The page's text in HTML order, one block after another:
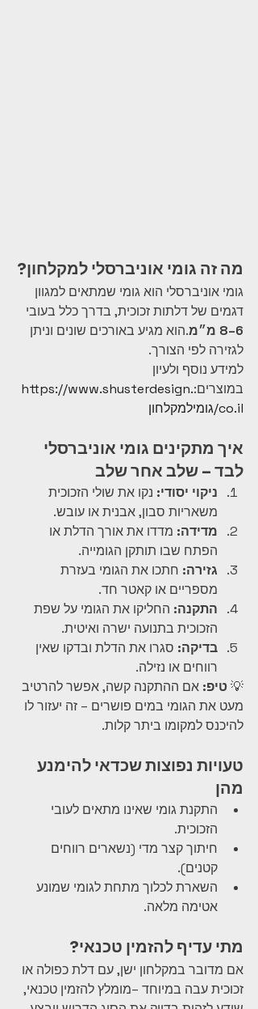
מה זה גומי אוניברסלי למקלחון?
גומי אוניברסלי הוא גומי שמתאים למגוון
דגמים של דלתות זכוכית, בדרך כלל בעובי
6–8 מ״מ
.הוא מגיע באורכים שונים וניתן
לגזירה לפי הצורך.
למידע נוסף ולעיון
במוצרים:https://www.shusterdesign.
co.il/גומילמקלחון
איך מתקינים גומי אוניברסלי
לבד – שלב אחר שלב
ניקוי יסודי: נקו את שולי הזכוכית
משאריות סבון, אבנית או עובש.
מדידה: מדדו את אורך הדלת או
הפתח שבו תותקן הגומייה.
גזירה: חתכו את הגומי בעזרת
מספריים או קאטר חד.
התקנה: החליקו את הגומי על שפת
הזכוכית בתנועה ישרה ואיטית.
בדיקה: סגרו את הדלת ובדקו שאין
רווחים או נזילה.
💡 טיפ: אם ההתקנה קשה, אפשר להרטיב
מעט את הגומי במים פושרים – זה יעזור לו
להיכנס למקומו ביתר קלות.
טעויות נפוצות שכדאי להימנע
מהן
התקנת גומי שאינו מתאים לעובי
הזכוכית.
חיתוך קצר מדי (נשארים רווחים
קטנים).
השארת לכלוך מתחת לגומי שמונע
אטימה מלאה.
מתי עדיף להזמין טכנאי?
אם מדובר במקלחון ישן, עם דלת כפולה או
זכוכית עבה במיוחד –מומלץ להזמין טכנאי,